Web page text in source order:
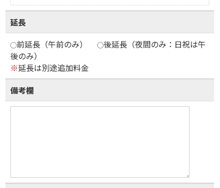
延長
前延長（午前のみ）
後延長（夜間のみ：日祝は午
後のみ）
※延長は別途追加料金
備考欄